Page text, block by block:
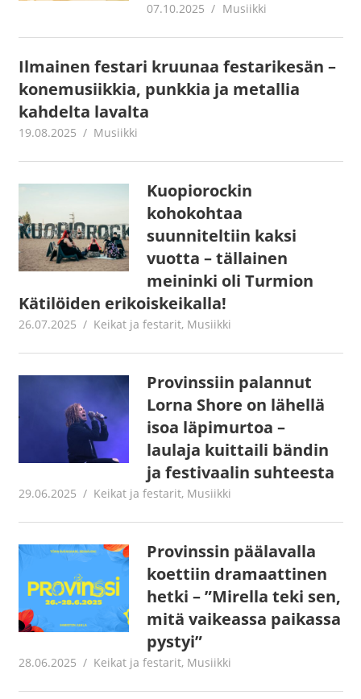
07.10.2025 Jouni Hirn
Musiikki
Ilmainen festari kruunaa festarikesän –
konemusiikkia, punkkia ja metallia
kahdelta lavalta
19.08.2025 Jouni Hirn
Musiikki
Kuopiorockin
kohokohtaa
suunniteltiin kaksi
vuotta – tällainen
meininki oli Turmion
Kätilöiden erikoiskeikalla!
26.07.2025 Jouni Hirn
Keikat ja festarit, Musiikki
Provinssiin palannut
Lorna Shore on lähellä
isoa läpimurtoa –
laulaja kuittaili bändin
ja festivaalin suhteesta
29.06.2025 Jouni Hirn
Keikat ja festarit, Musiikki
Provinssin päälavalla
koettiin dramaattinen
hetki – ”Mirella teki sen,
mitä vaikeassa paikassa
pystyi”
28.06.2025 Jouni Hirn
Keikat ja festarit, Musiikki